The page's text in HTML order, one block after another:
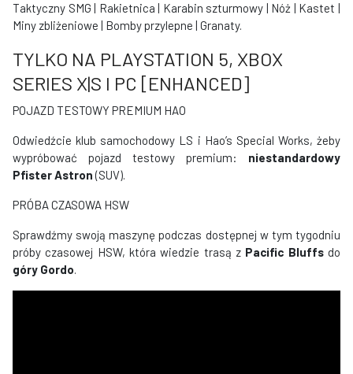
Taktyczny SMG | Rakietnica | Karabin szturmowy | Nóż | Kastet |
Miny zbliżeniowe | Bomby przylepne | Granaty.
TYLKO NA PLAYSTATION 5, XBOX
SERIES X|S I PC [ENHANCED]
POJAZD TESTOWY PREMIUM HAO
Odwiedźcie klub samochodowy LS i Hao’s Special Works, żeby
wypróbować pojazd testowy premium: niestandardowy
Pfister Astron(SUV).
PRÓBA CZASOWA HSW
Sprawdźmy swoją maszynę podczas dostępnej w tym tygodniu
próby czasowej HSW, która wiedzie trasą z Pacific Bluffsdo
góry Gordo.